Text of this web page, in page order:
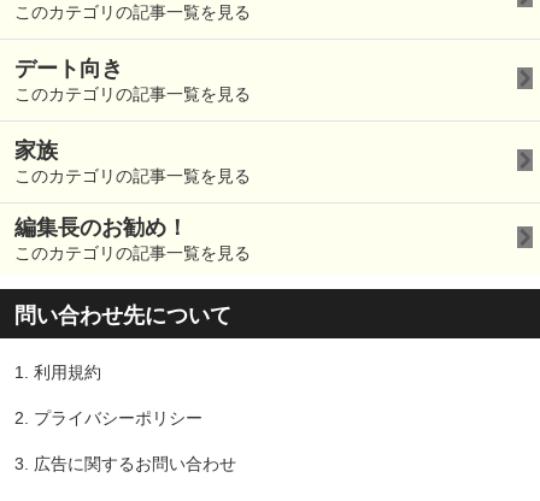
このカテゴリの記事一覧を見る
デート向き
このカテゴリの記事一覧を見る
家族
このカテゴリの記事一覧を見る
編集長のお勧め！
このカテゴリの記事一覧を見る
問い合わせ先について
1. 利用規約
2. プライバシーポリシー
3. 広告に関するお問い合わせ